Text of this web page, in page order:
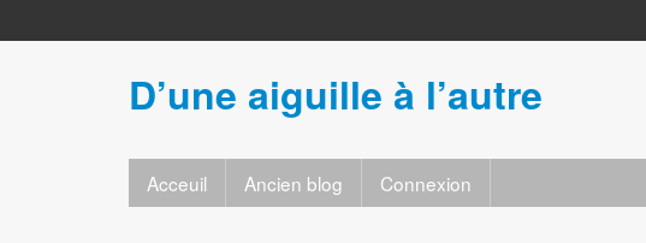
D’une aiguille à l’autre
Acceuil Ancien blog Connexion